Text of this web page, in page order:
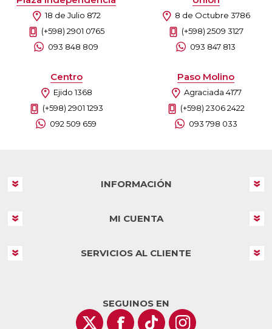
18 de Julio 872
(+598) 2901 0765
093 848 809
8 de Octubre 3786
(+598) 2509 3127
093 847 813
Centro
Ejido 1368
(+598) 2901 1293
092 509 659
Paso Molino
Agraciada 4177
(+598) 2306 2422
093 798 033
INFORMACIÓN
MI CUENTA
SERVICIOS AL CLIENTE
SEGUINOS EN